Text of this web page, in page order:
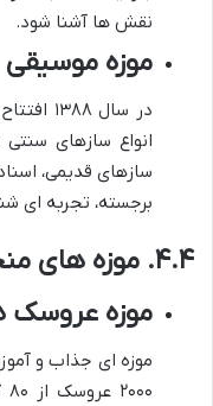
نقش ها آشنا شود.
موزه موسیقی
در سال
انواع سازهای
سازهای قدیمی،
برجسته، تجربه ای
۴.۴. موزه های منحصر به فرد و نوآورانه
موزه عروسک
موزه ای جذاب و